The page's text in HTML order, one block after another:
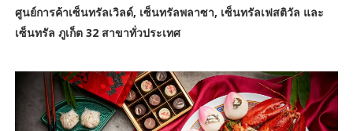
ศูนย์การค้าเซ็นทรัลเวิลด์, เซ็นทรัลพลาซา, เซ็นทรัลเฟสติวัล และ
เซ็นทรัล ภูเก็ต 32 สาขาทั่วประเทศ